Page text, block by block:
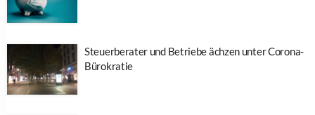
Steuerberater und Betriebe ächzen unter Corona-
Bürokratie